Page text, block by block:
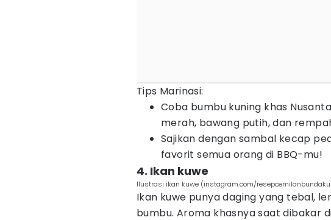
Tips Marinasi:
Coba bumbu kuning khas
merah, bawang putih, dan
Sajikan dengan sambal kecap
favorit semua orang di BBQ-mu!
4. Ikan kuwe
Ilustrasi ikan kuwe (instagram.com/
Ikan kuwe punya daging yang tebal,
bumbu. Aroma khasnya saat dibakar